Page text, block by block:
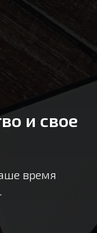
и свое
время